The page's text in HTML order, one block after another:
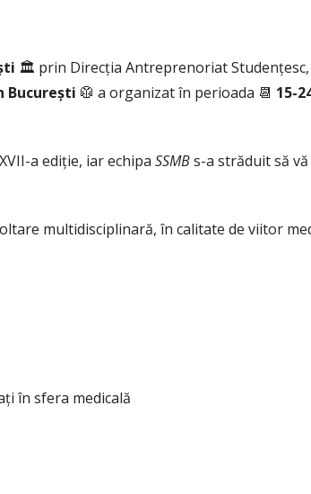
🏛 prin Direcția Antreprenoriat
București 🥼 a organizat în perioada 📆 15-
a ediție, iar echipa SSMBs-a străduit să
multidisciplinară, în calitate de viitor
în sfera medicală